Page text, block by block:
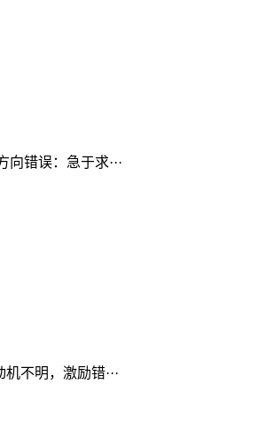
错误：急于求···
不明，激励错···